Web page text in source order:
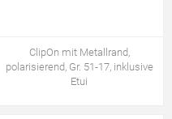
ClipOn mit Metallrand,
polarisierend, Gr. 51-17, inklusive
Etui